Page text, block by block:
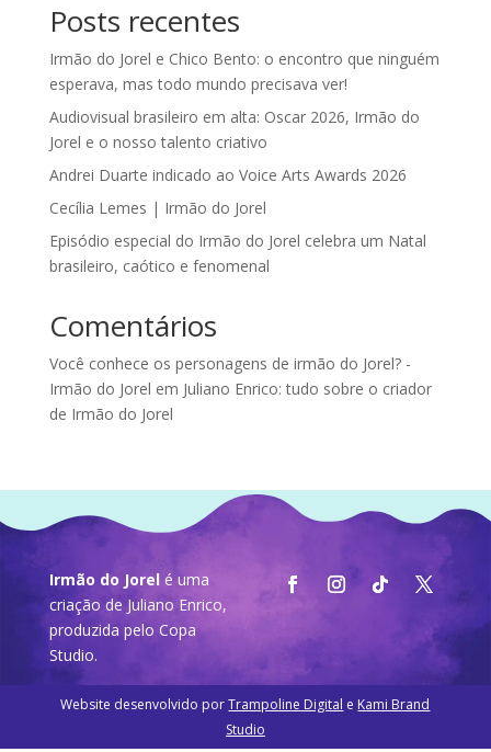
Posts recentes
Irmão do Jorel e Chico Bento: o encontro que ninguém
esperava, mas todo mundo precisava ver!
Audiovisual brasileiro em alta: Oscar 2026, Irmão do
Jorel e o nosso talento criativo
Andrei Duarte indicado ao Voice Arts Awards 2026
Cecília Lemes | Irmão do Jorel
Episódio especial do Irmão do Jorel celebra um Natal
brasileiro, caótico e fenomenal
Comentários
Você conhece os personagens de irmão do Jorel? -
Irmão do Jorel em Juliano Enrico: tudo sobre o criador
de Irmão do Jorel
Irmão do Jorelé uma
criação de Juliano Enrico,
produzida pelo Copa
Studio.
Website desenvolvido porTrampoline Digital e Kami Brand
Studio